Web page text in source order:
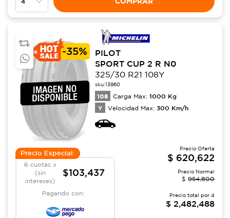
-35%
PILOT
SPORT CUP 2 R N0
325/30 R21 108Y
sku:13960
108 Carga Max: 1000 Kg
Y Velocidad Max: 300 Km/h
Precio Especial:
6 cuotas x
(sin
intereses)
$103,437
Pagando con:
Precio Oferta
$ 620,622
Precio Normal
$ 954,800
Precio total por 4
$ 2,482,488